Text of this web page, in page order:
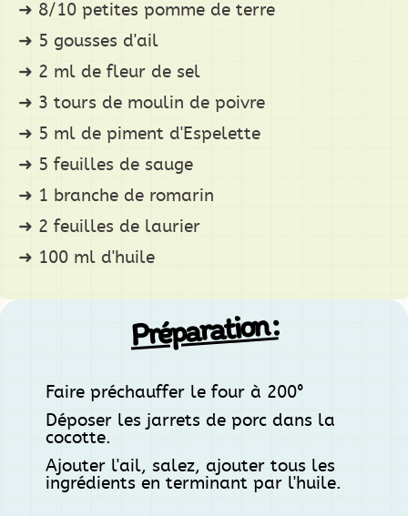
8/10 petites pomme de terre
5 gousses d'ail
2 ml de fleur de sel
3 tours de moulin de poivre
5 ml de piment d'Espelette
5 feuilles de sauge
1 branche de romarin
2 feuilles de laurier
100 ml d'huile
Préparation :
Faire préchauffer le four à 200°
Déposer les jarrets de porc dans la
cocotte.
Ajouter l'ail, salez, ajouter tous les
ingrédients en terminant par l'huile.